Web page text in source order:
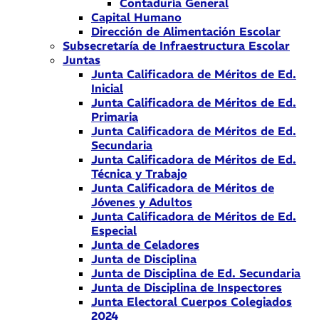
Contaduría General
Capital Humano
Dirección de Alimentación Escolar
Subsecretaría de Infraestructura Escolar
Juntas
Junta Calificadora de Méritos de Ed.
Inicial
Junta Calificadora de Méritos de Ed.
Primaria
Junta Calificadora de Méritos de Ed.
Secundaria
Junta Calificadora de Méritos de Ed.
Técnica y Trabajo
Junta Calificadora de Méritos de
Jóvenes y Adultos
Junta Calificadora de Méritos de Ed.
Especial
Junta de Celadores
Junta de Disciplina
Junta de Disciplina de Ed. Secundaria
Junta de Disciplina de Inspectores
Junta Electoral Cuerpos Colegiados
2024